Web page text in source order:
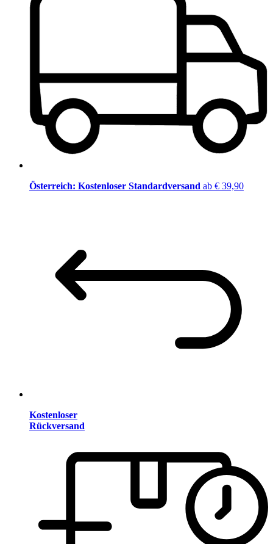
Österreich: Kostenloser Standardversand ab € 39,90
Kostenloser
Rückversand